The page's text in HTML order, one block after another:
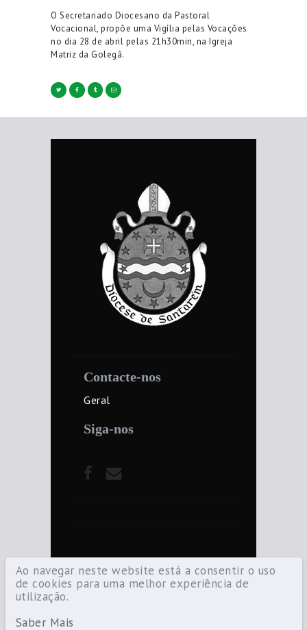
Ao navegar neste website está a consentir o uso
de cookies para uma melhor experiência de
utilização.
Saber Mais
O Secretariado Diocesano da Pastoral
Vocacional, propõe uma Vigília pelas Vocações
no dia 28 de abril pelas 21h30min, na Igreja
Matriz da Golegã.
Contacte-nos
Geral
Siga-nos
©2021 Diocese de Santarém — Todos os
direitos reservados.